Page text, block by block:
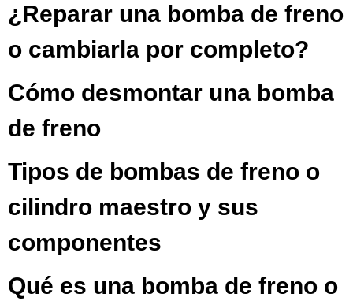
¿Reparar una bomba de freno
o cambiarla por completo?
Cómo desmontar una bomba
de freno
Tipos de bombas de freno o
cilindro maestro y sus
componentes
Qué es una bomba de freno o